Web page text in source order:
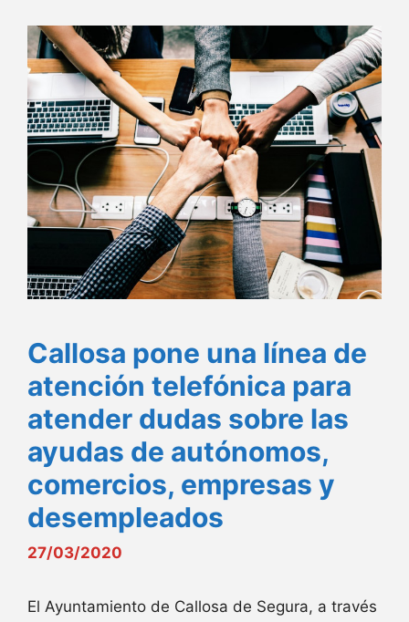
Callosa pone una línea de
atención telefónica para
atender dudas sobre las
ayudas de autónomos,
comercios, empresas y
desempleados
27/03/2020
El Ayuntamiento de Callosa de Segura, a través